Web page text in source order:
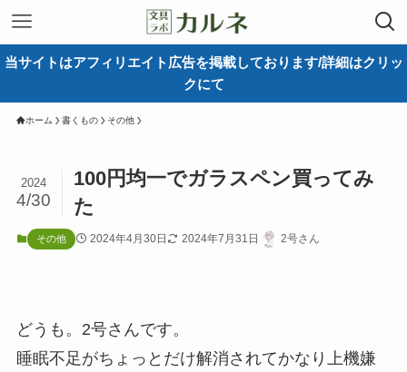
当サイトはアフィリエイト広告を掲載しております/詳細はクリッ
クにて
ホーム 書くもの その他
100円均一でガラスペン買ってみ
た
2024
4/30
その他 2024年4月30日 2024年7月31日 2号さん
どうも。2号さんです。
睡眠不足がちょっとだけ解消されてかなり上機嫌